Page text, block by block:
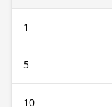
1
5
10